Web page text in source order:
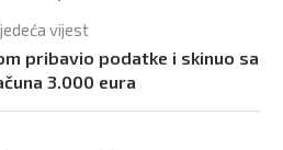
vijest
pribavio podatke i skinuo sa
3.000 eura